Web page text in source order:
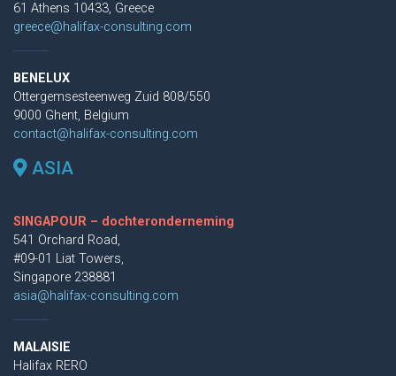
61 Athens 10433, Greece
greece@halifax-consulting.com
BENELUX
Ottergemsesteenweg Zuid 808/550
9000 Ghent, Belgium
contact@halifax-consulting.com
ASIA
SINGAPOUR – dochteronderneming
541 Orchard Road,
#09-01 Liat Towers,
Singapore 238881
asia@halifax-consulting.com
MALAISIE
Halifax RERO